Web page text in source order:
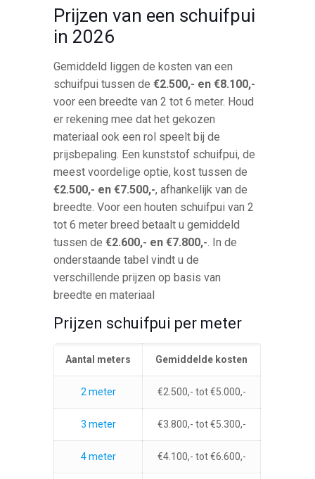
Prijzen van een schuifpui
in 2026
Gemiddeld liggen de kosten van een
schuifpui tussen de€2.500,- en €8.100,-
voor een breedte van 2 tot 6 meter. Houd
er rekening mee dat het gekozen
materiaal ook een rol speelt bij de
prijsbepaling. Een kunststof schuifpui, de
meest voordelige optie, kost tussen de
€2.500,- en €7.500,-, afhankelijk van de
breedte. Voor een houten schuifpui van 2
tot 6 meter breed betaalt u gemiddeld
tussen de€2.600,- en €7.800,- . In de
onderstaande tabel vindt u de
verschillende prijzen op basis van
breedte en materiaal
Prijzen schuifpui per meter
Aantal meters Gemiddelde kosten
2 meter €2.500,- tot €5.000,-
3 meter €3.800,- tot €5.300,-
4 meter €4.100,- tot €6.600,-